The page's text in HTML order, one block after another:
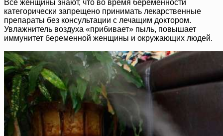
Все женщины знают, что во время беременности
категорически запрещено принимать лекарственные
препараты без консультации с лечащим доктором.
Увлажнитель воздуха «прибивает» пыль, повышает
иммунитет беременной женщины и окружающих людей.